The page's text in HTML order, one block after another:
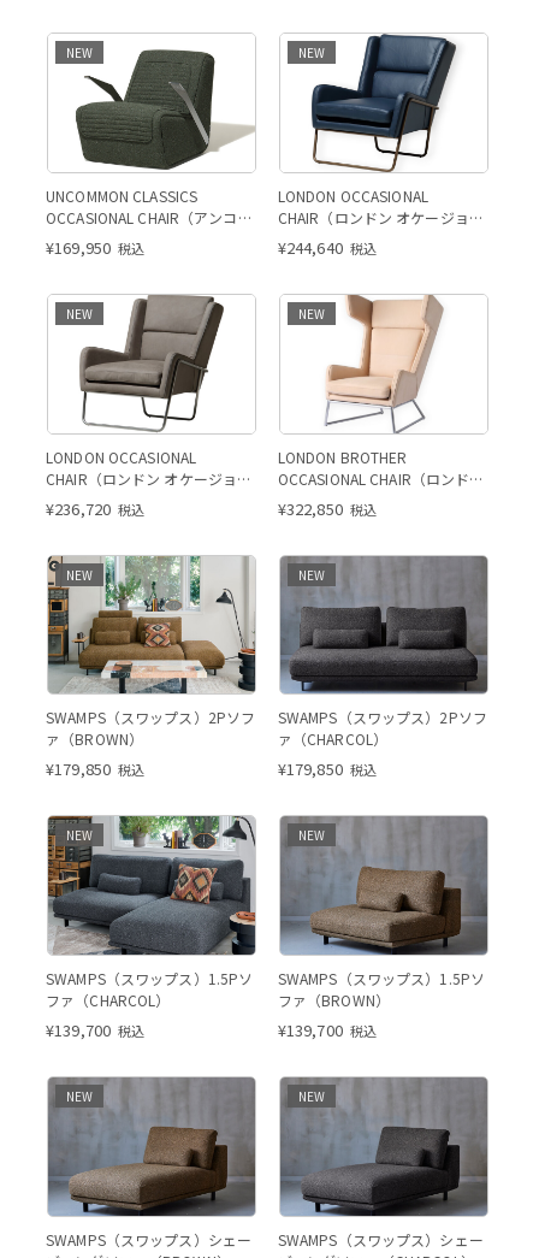
NEW
UNCOMMON CLASSICS
OCCASIONAL CHAIR（アンコモ
ン クラシックス オケージョナ
ルチェア）
¥169,950 税込
NEW
LONDON OCCASIONAL
CHAIR（ロンドン オケージョナ
ルチェア）
¥244,640 税込
NEW
LONDON OCCASIONAL
CHAIR（ロンドン オケージョナ
ルチェア）
¥236,720 税込
NEW
LONDON BROTHER
OCCASIONAL CHAIR（ロンドン
ブラザー オケージョナルチェ
ア）
¥322,850 税込
NEW
SWAMPS（スワップス）2Pソフ
ァ（BROWN）
¥179,850 税込
NEW
SWAMPS（スワップス）2Pソフ
ァ（CHARCOL）
¥179,850 税込
NEW
SWAMPS（スワップス）1.5Pソ
ファ（CHARCOL）
¥139,700 税込
NEW
SWAMPS（スワップス）1.5Pソ
ファ（BROWN）
¥139,700 税込
NEW
SWAMPS（スワップス）シェー
NEW
SWAMPS（スワップス）シェー